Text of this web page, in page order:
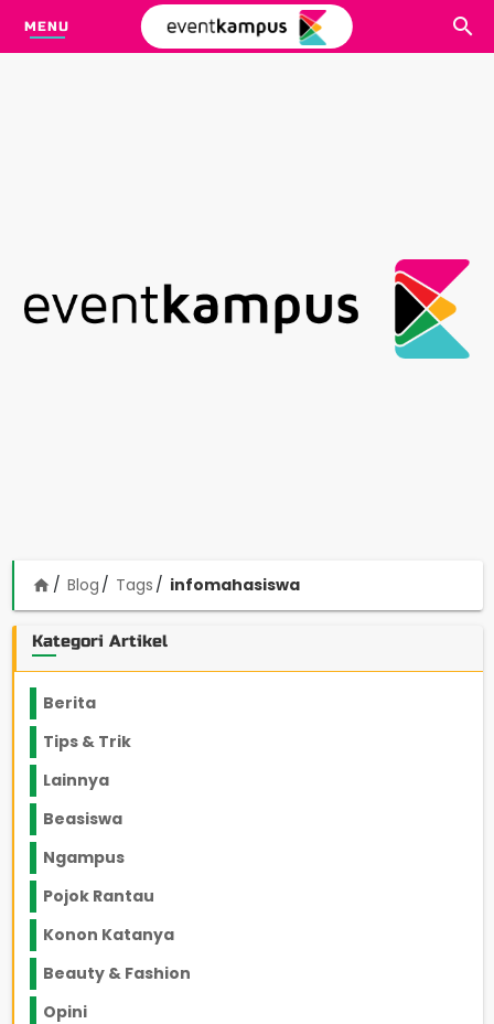
MENU
home Blog Tags infomahasiswa
Kategori Artikel
Berita
Tips & Trik
Lainnya
Beasiswa
Ngampus
Pojok Rantau
Konon Katanya
Beauty & Fashion
Opini